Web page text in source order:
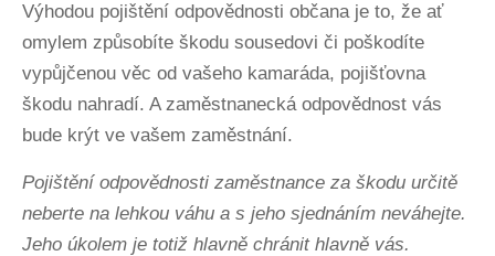
Výhodou pojištění odpovědnosti občana je to, že ať
omylem způsobíte škodu sousedovi či poškodíte
vypůjčenou věc od vašeho kamaráda, pojišťovna
škodu nahradí. A zaměstnanecká odpovědnost vás
bude krýt ve vašem zaměstnání.
Pojištění odpovědnosti zaměstnance za škodu určitě
neberte na lehkou váhu a s jeho sjednáním neváhejte.
Jeho úkolem je totiž hlavně chránit hlavně vás.